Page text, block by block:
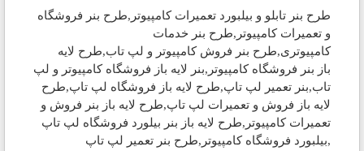
طرح بنر تابلو و بیلبورد تعمیرات کامپیوتر ,طرح بنر فروشگاه
و تعمیرات کامپیوتر,طرح بنر خدمات
کامپیوتری,طرح بنر فروش کامپیوتر و لپ تاب,طرح لایه
باز بنر فروشگاه کامپیوتر,بنر
لایه باز فروشگاه کامپیوتر و لپ
تاب,بنر تعمیر لپ تاپ,طرح لایه باز فروشگاه لپ تاپ,طرح
لایه باز فروش و تعمیرات لپ تاپ,طرح لایه باز بنر فروش و
تعمیرات کامپیوتر,طرح لایه باز بنر بیلورد فروشگاه لپ تاپ
,بیلبورد فروشگاه کامپیوتر,طرح بنر تعمیر لپ تاپ